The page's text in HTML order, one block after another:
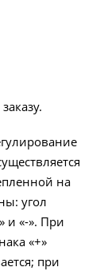
на
угол
и «-». При
«+»
при